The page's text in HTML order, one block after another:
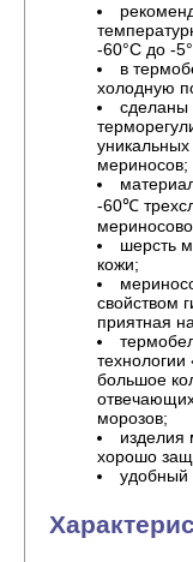
-60°C до -
в
холодную
сделаны
мериносов;
-60℃
шерсть
кожи;
свойством
приятная
технологии
большое
морозов;
хорошо
удобный